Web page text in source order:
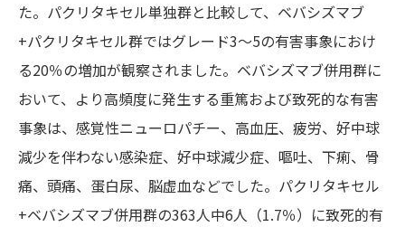
た。パクリタキセル単独群と比較して、ベバシズマブ
+パクリタキセル群ではグレード3～5の有害事象におけ
る20％の増加が観察されました。ベバシズマブ併用群に
おいて、より高頻度に発生する重篤および致死的な有害
事象は、感覚性ニューロパチー、高血圧、疲労、好中球
減少を伴わない感染症、好中球減少症、嘔吐、下痢、骨
痛、頭痛、蛋白尿、脳虚血などでした。パクリタキセル
+ベバシズマブ併用群の363人中6人（1.7％）に致死的有